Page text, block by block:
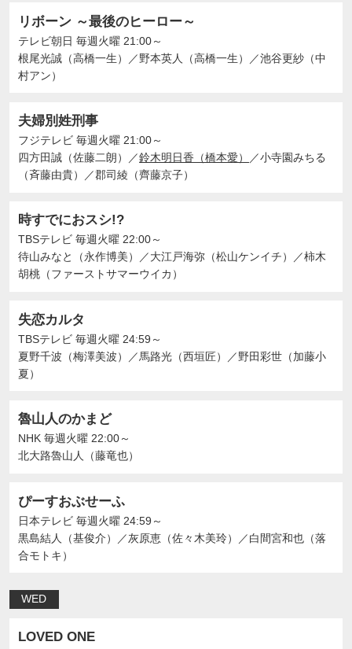
リボーン ～最後のヒーロー～
テレビ朝日 毎週火曜 21:00～
根尾光誠（高橋一生）
／野本英人（高橋一生） ／池谷更紗（中
村アン）
夫婦別姓刑事
フジテレビ 毎週火曜 21:00～
四方田誠（佐藤二朗）
／鈴木明日香（橋本愛） ／小寺園みちる
（斉藤由貴）
／郡司綾（齊藤京子）
時すでにおスシ!?
TBSテレビ 毎週火曜 22:00～
待山みなと（永作博美）
／大江戸海弥（松山ケンイチ） ／柿木
胡桃（ファーストサマーウイカ）
失恋カルタ
TBSテレビ 毎週火曜 24:59～
夏野千波（梅澤美波）
／馬路光（西垣匠） ／野田彩世（加藤小
夏）
魯山人のかまど
NHK 毎週火曜 22:00～
北大路魯山人（藤竜也）
ぴーすおぶせーふ
日本テレビ 毎週火曜 24:59～
黒島結人（基俊介）
／灰原恵（佐々木美玲） ／白間宮和也（落
合モトキ）
WED
LOVED ONE